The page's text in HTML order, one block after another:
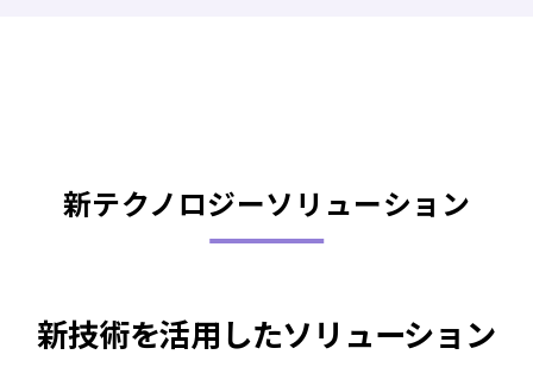
新テクノロジーソリューション
新技術を活用したソリューション